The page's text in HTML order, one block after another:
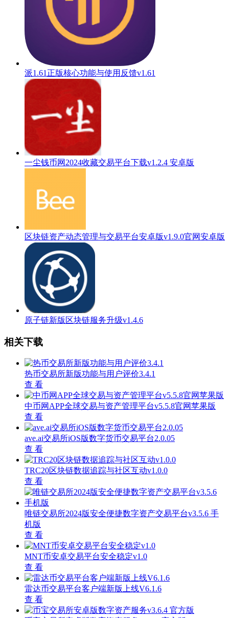
派1.61正版核心功能与使用反馈v1.61
一尘钱币网2024收藏交易平台下载v1.2.4 安卓版
区块链资产动态管理与交易平台安卓版v1.9.0官网安卓版
原子链新版区块链服务升级v1.4.6
相关下载
热币交易所新版功能与用户评价3.4.1
查 看
中币网APP全球交易与资产管理平台v5.5.8官网苹果版
查 看
ave.ai交易所iOS版数字货币交易平台2.0.05
查 看
TRC20区块链数据追踪与社区互动v1.0.0
查 看
唯链交易所2024版安全便捷数字资产交易平台v3.5.6 手
机版
查 看
MNT币安卓交易平台安全稳定v1.0
查 看
雷达币交易平台客户端新版上线V6.1.6
查 看